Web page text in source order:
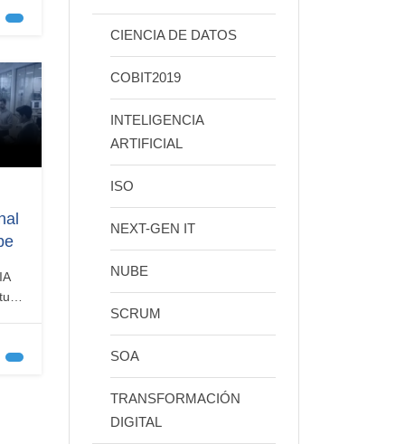
CIENCIA DE DATOS
COBIT2019
INTELIGENCIA
ARTIFICIAL
ISO
NEXT-GEN IT
NUBE
SCRUM
SOA
TRANSFORMACIÓN
DIGITAL